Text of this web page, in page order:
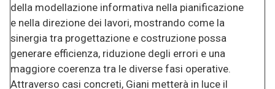
della modellazione informativa nella pianificazione
e nella direzione dei lavori, mostrando come la
sinergia tra progettazione e costruzione possa
generare efficienza, riduzione degli errori e una
maggiore coerenza tra le diverse fasi operative.
Attraverso casi concreti, Giani metterà in luce il